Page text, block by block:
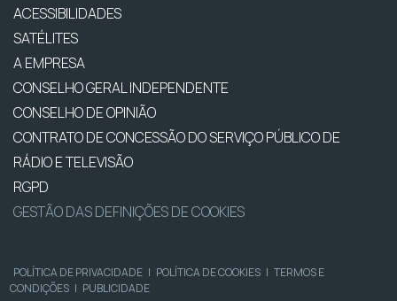
ACESSIBILIDADES
SATÉLITES
A EMPRESA
CONSELHO GERAL INDEPENDENTE
CONSELHO DE OPINIÃO
CONTRATO DE CONCESSÃO DO SERVIÇO PÚBLICO DE
RÁDIO E TELEVISÃO
RGPD
GESTÃO DAS DEFINIÇÕES DE COOKIES
POLÍTICA DE PRIVACIDADE | POLÍTICA DE COOKIES | TERMOS E
CONDIÇÕES | PUBLICIDADE